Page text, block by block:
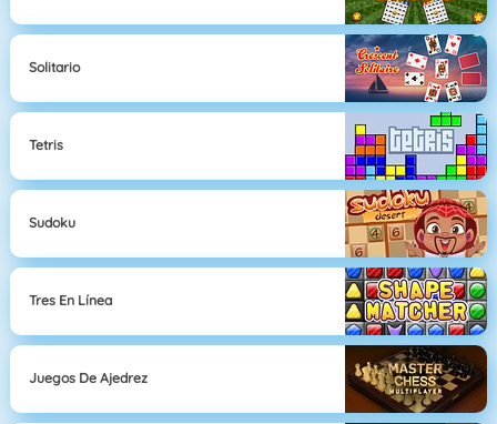
Solitario
Tetris
Sudoku
Tres En Línea
Juegos De Ajedrez